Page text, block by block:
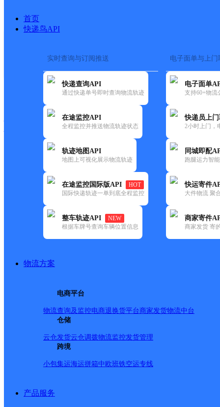
首页
快递鸟API
实时查询与订阅推送
快递查询API
通过快递单号即时查询物流轨迹
在途监控API
全程监控并推送物流轨迹状态
轨迹地图API
地图上可视化展示物流轨迹
在途监控国际版API
HOT
国际快递轨迹一单到底全程监控
整车轨迹API
NEW
根据车牌号查询车辆位置信息
电子面单与上门
电子面单
支持60+物流
快递员上
2小时上门，
同城即配
跑腿运力智
快运寄件
大件物流 聚
商家寄件
商家发货 寄
物流方案
电商平台
物流查询及监控电商退换货平台商家发货物流中台
仓储
云仓发货云仓调拨物流监控发货管理
跨境
小包集运海运拼箱中欧班铁空运专线
产品服务
快运大全 快递时效
顺丰
郴州市北湖区易心便利店
更新时间：2021-11-26 00:00:00
所属快递：顺丰速运
所属区域：湖南省-郴州市-北湖区
网点地址：骆仙中路碧水云天对面
网点负责人：